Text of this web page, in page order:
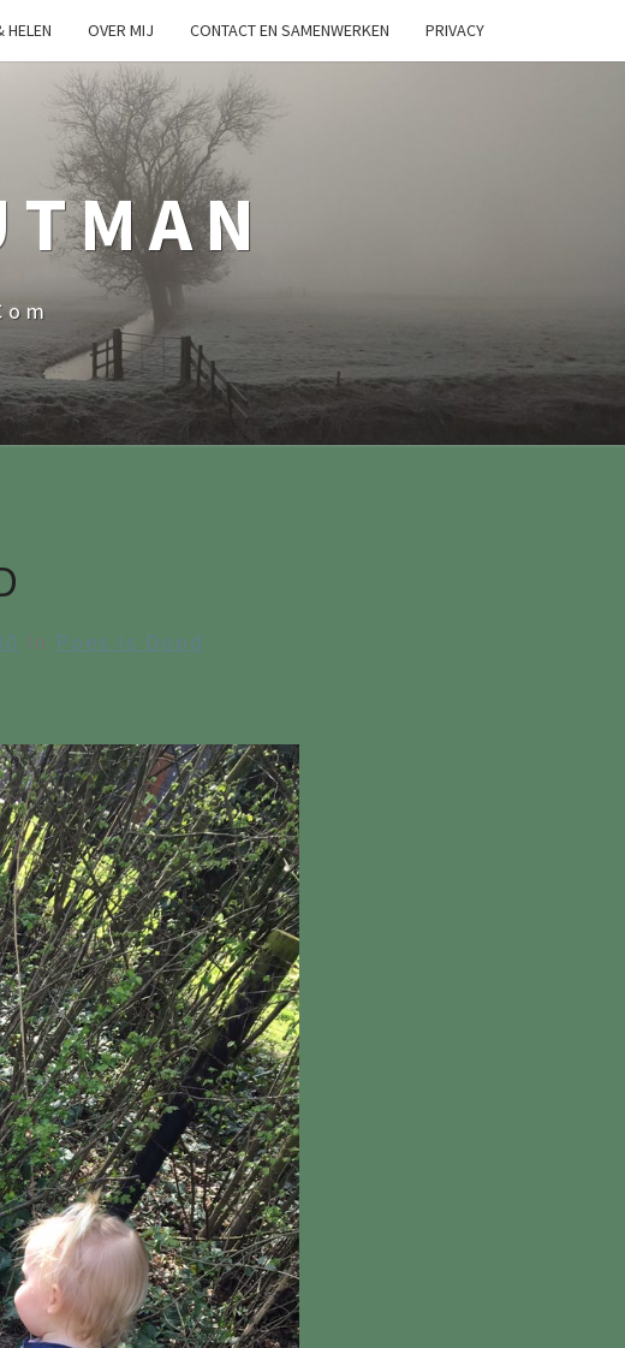
HELEN OVER MIJ CONTACT EN SAMENWERKEN PRIVACY
Poes Is Dood